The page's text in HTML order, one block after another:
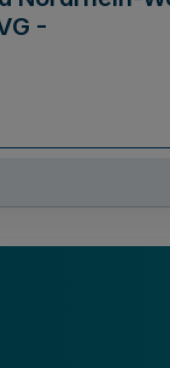
-
Männern